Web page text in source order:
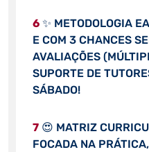
6✨ METODOLOGIA
E COM 3 CHANCES
AVALIAÇÕES
SUPORTE DE
SÁBADO!
7😍 MATRIZ
FOCADA NA